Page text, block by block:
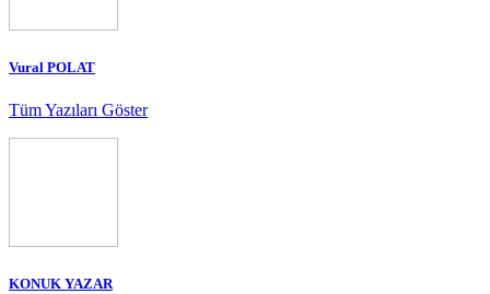
Vural POLAT
Tüm Yazıları Göster
KONUK YAZAR